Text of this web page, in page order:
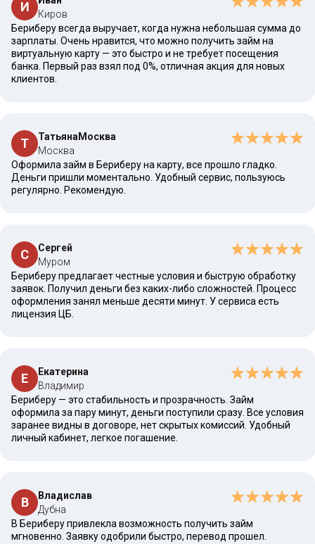
И
Киров
Бериберу всегда выручает, когда нужна небольшая сумма до
зарплаты. Очень нравится, что можно получить займ на
виртуальную карту — это быстро и не требует посещения
банка. Первый раз взял под 0%, отличная акция для новых
клиентов.
Т
ТатьянаМосква
Москва
Оформила займ в Бериберу на карту, все прошло гладко.
Деньги пришли моментально. Удобный сервис, пользуюсь
регулярно. Рекомендую.
С
Сергей
Муром
Бериберу предлагает честные условия и быструю обработку
заявок. Получил деньги без каких-либо сложностей. Процесс
оформления занял меньше десяти минут. У сервиса есть
лицензия ЦБ.
Е
Екатерина
Владимир
Бериберу — это стабильность и прозрачность. Займ
оформила за пару минут, деньги поступили сразу. Все условия
заранее видны в договоре, нет скрытых комиссий. Удобный
личный кабинет, легкое погашение.
В
Владислав
Дубна
В Бериберу привлекла возможность получить займ
мгновенно. Заявку одобрили быстро, перевод прошел.